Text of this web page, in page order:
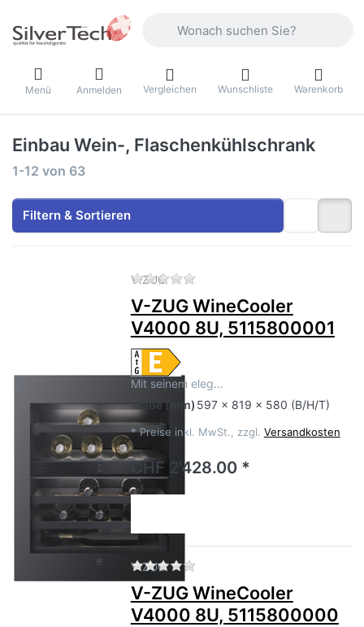
Menü Anmelden Vergleichen Wunschliste Warenkorb
Einbau Wein-, Flaschenkühlschrank
Suchergebnisse:
1-12 von 63
Filtern & Sortieren
V-ZUG Zu diesem Produkt liegen
V-ZUG WineCooler
V4000 8U, 5115800001
Mit seinem eleg…
Maße(mm) 597 x 819 x 580 (B/H/T)
* Preise inkl. MwSt., zzgl. Versandkosten
CHF 2'428.00 *
V-ZUG Zu diesem Produkt liegen
V-ZUG WineCooler
V4000 8U, 5115800000